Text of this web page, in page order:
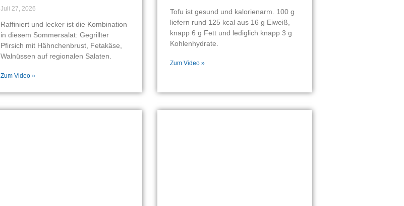
Juli 27, 2026
Raffiniert und lecker ist die Kombination
in diesem Sommersalat: Gegrillter
Pfirsich mit Hähnchenbrust, Fetakäse,
Walnüssen auf regionalen Salaten.
Zum Video »
Tofu ist gesund und kalorienarm. 100 g
liefern rund 125 kcal aus 16 g Eiweiß,
knapp 6 g Fett und lediglich knapp 3 g
Kohlenhydrate.
Zum Video »